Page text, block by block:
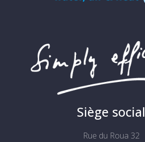
Siège social
Rue du Roua 32